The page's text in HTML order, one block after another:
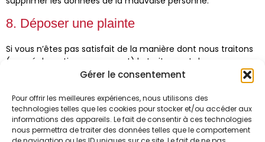
Gérer le consentement
Pour offrir les meilleures expériences, nous utilisons des
technologies telles que les cookies pour stocker et/ou accéder aux
informations des appareils. Le fait de consentir à ces technologies
nous permettra de traiter des données telles que le comportement
8. Déposer une plainte
Si vous n’êtes pas satisfait de la manière dont nous traitons
(une réclamation concernant) le traitement de vos
données personnelles, vous avez le droit de déposer une
réclamation auprès de l’autorité de protection des données.
9. Coordonnées
Troupe Tam Tam